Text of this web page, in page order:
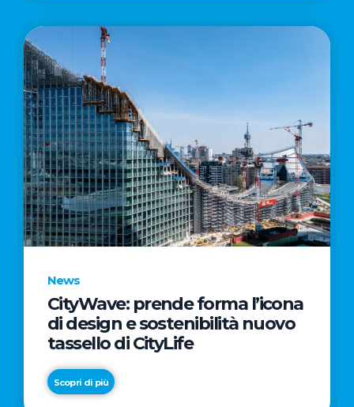
News
CityWave: prende forma l’icona
di design e sostenibilità nuovo
tassello di CityLife
Scopri di più
News